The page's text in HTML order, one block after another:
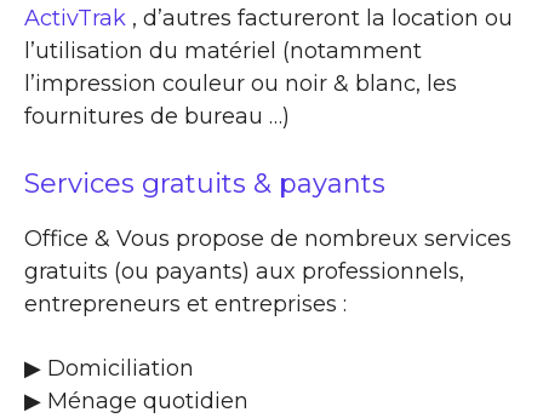
ActivTrak , d’autres factureront la location ou
l’utilisation du matériel (notamment
l’impression couleur ou noir & blanc, les
fournitures de bureau …)
Services gratuits & payants
Office & Vous propose de nombreux services
gratuits (ou payants) aux professionnels,
entrepreneurs et entreprises :
▶​ Domiciliation
▶​ Ménage quotidien